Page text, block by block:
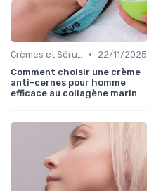
Crèmes et Sérums •
22/11/2025
Comment choisir une crème
anti-cernes pour homme
efficace au collagène marin